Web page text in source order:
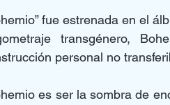
fue estrenada en el
transgénero,
personal no
es ser la sombra de